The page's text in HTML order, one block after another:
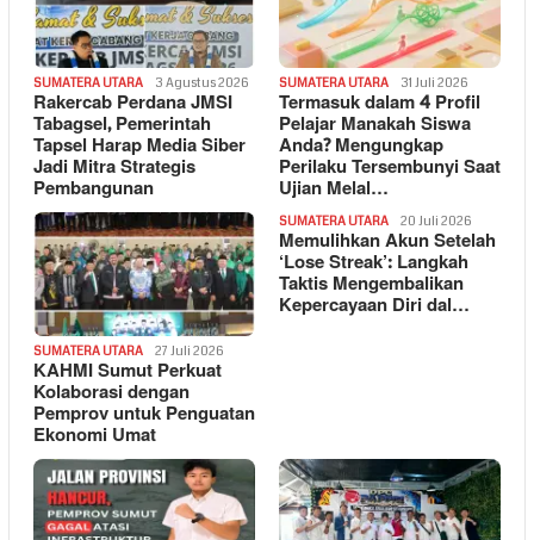
SUMATERA UTARA 3 Agustus 2026
Rakercab Perdana JMSI
Tabagsel, Pemerintah
Tapsel Harap Media Siber
Jadi Mitra Strategis
Pembangunan
SUMATERA UTARA 31 Juli 2026
Termasuk dalam 4 Profil
Pelajar Manakah Siswa
Anda? Mengungkap
Perilaku Tersembunyi Saat
Ujian Melal…
SUMATERA UTARA 27 Juli 2026
KAHMI Sumut Perkuat
Kolaborasi dengan
Pemprov untuk Penguatan
Ekonomi Umat
SUMATERA UTARA 20 Juli 2026
Memulihkan Akun Setelah
‘Lose Streak’: Langkah
Taktis Mengembalikan
Kepercayaan Diri dal…